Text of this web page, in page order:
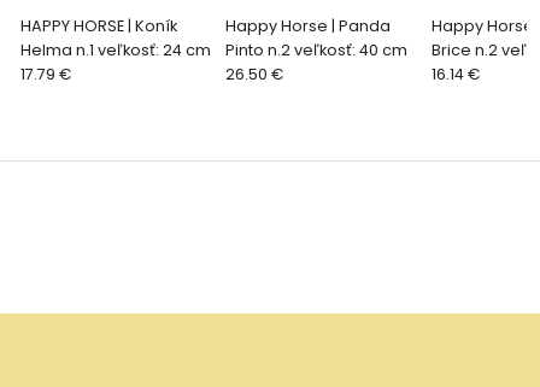
HAPPY HORSE | Koník
Helma n.1 veľkosť: 24 cm
17.79 €
Happy Horse | Panda
Pinto n.2 veľkosť: 40 cm
26.50 €
Happy Horse
Brice n.2
16.14 €